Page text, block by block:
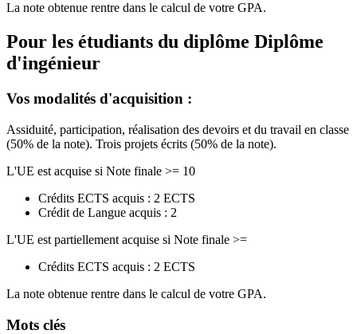
La note obtenue rentre dans le calcul de votre GPA.
Pour les étudiants du diplôme Diplôme
d'ingénieur
Vos modalités d'acquisition :
Assiduité, participation, réalisation des devoirs et du travail en classe
(50% de la note). Trois projets écrits (50% de la note).
L'UE est acquise si Note finale >= 10
Crédits ECTS acquis : 2 ECTS
Crédit de Langue acquis : 2
L'UE est partiellement acquise si Note finale >=
Crédits ECTS acquis : 2 ECTS
La note obtenue rentre dans le calcul de votre GPA.
Mots clés